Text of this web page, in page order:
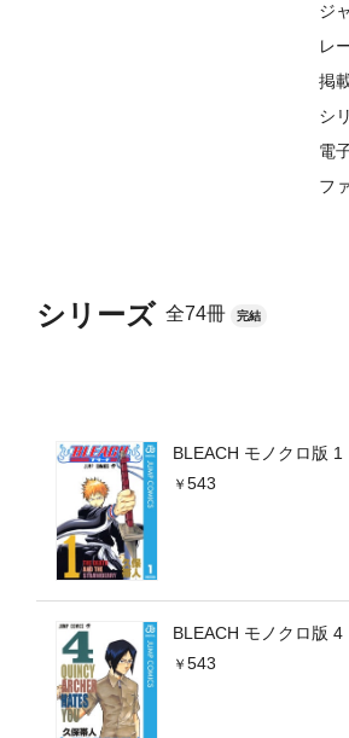
シリーズ 全74冊 完結
BLEACH モノクロ版 1
543
BLEACH モノクロ版 4
543
ジ
レ
掲
シ
電
フ